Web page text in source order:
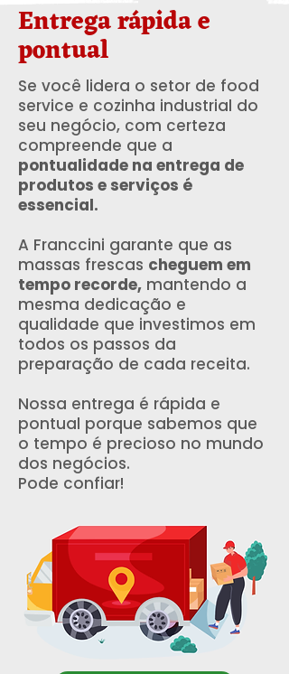
Entrega rápida e
pontual
Se você lidera o setor de food
service e cozinha industrial do
seu negócio, com certeza
compreende que a
pontualidade na entrega de
produtos e serviços é
essencial.
A Franccini garante que as
massas frescas cheguem em
tempo recorde, mantendo a
mesma dedicação e
qualidade que investimos em
todos os passos da
preparação de cada receita.
Nossa entrega é rápida e
pontual porque sabemos que
o tempo é precioso no mundo
dos negócios.
Pode confiar!